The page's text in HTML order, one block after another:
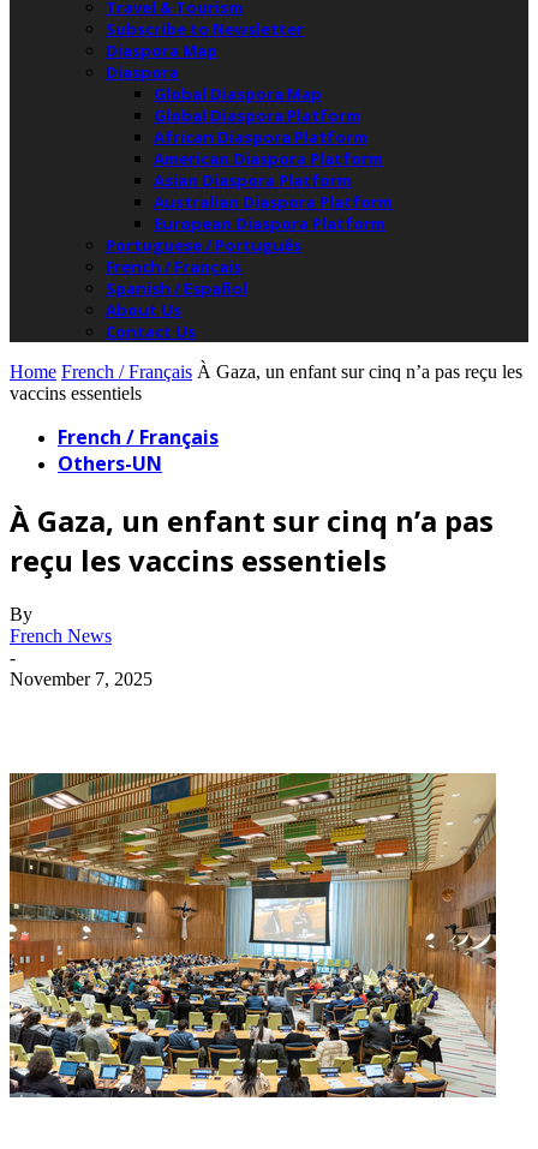
Travel & Tourism
Subscribe to Newsletter
Diaspora Map
Diaspora
Global Diaspora Map
Global Diaspora Platform
African Diaspora Platform
American Diaspora Platform
Asian Diaspora Platform
Australian Diaspora Platform
European Diaspora Platform
Portuguese / Português
French / Français
Spanish / Español
About Us
Contact Us
Home French / Français À Gaza, un enfant sur cinq n’a pas reçu les
vaccins essentiels
French / Français
Others-UN
À Gaza, un enfant sur cinq n’a pas
reçu les vaccins essentiels
By
French News
-
November 7, 2025